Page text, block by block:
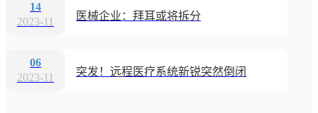
14
2023-11
医械企业：拜耳或将拆分
06
2023-11
突发！远程医疗系统新锐突然倒闭